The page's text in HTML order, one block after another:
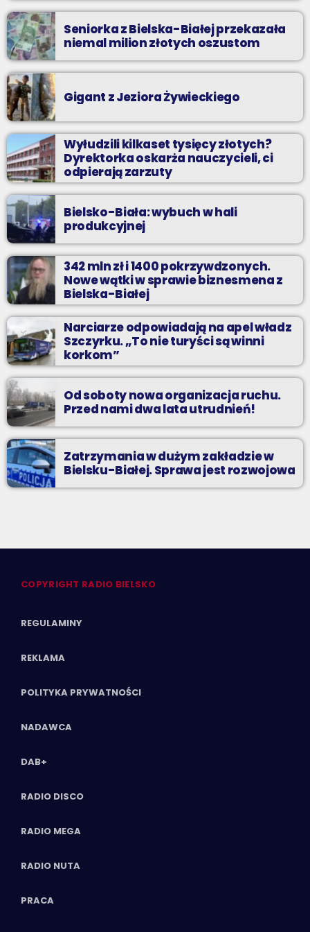
Seniorka z Bielska-Białej przekazała
niemal milion złotych oszustom
Gigant z Jeziora Żywieckiego
Wyłudzili kilkaset tysięcy złotych?
Dyrektorka oskarża nauczycieli, ci
odpierają zarzuty
Bielsko-Biała: wybuch w hali
produkcyjnej
342 mln zł i 1400 pokrzywdzonych.
Nowe wątki w sprawie biznesmena z
Bielska-Białej
Narciarze odpowiadają na apel władz
Szczyrku. „To nie turyści są winni
korkom”
Od soboty nowa organizacja ruchu.
Przed nami dwa lata utrudnień!
Zatrzymania w dużym zakładzie w
Bielsku-Białej. Sprawa jest rozwojowa
COPYRIGHT RADIO BIELSKO
REGULAMINY
REKLAMA
POLITYKA PRYWATNOŚCI
NADAWCA
DAB+
RADIO DISCO
RADIO MEGA
RADIO NUTA
PRACA